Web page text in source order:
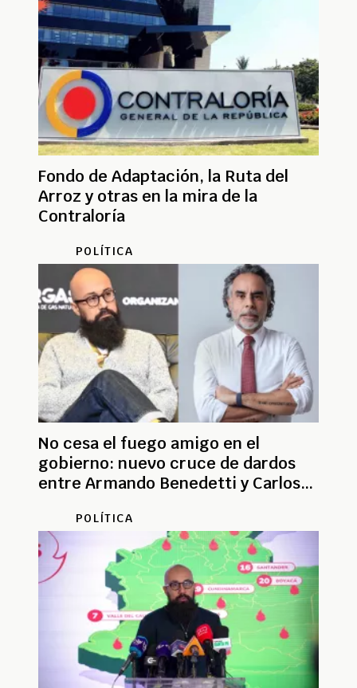
Fondo de Adaptación, la Ruta del
Arroz y otras en la mira de la
Contraloría
POLÍTICA
No cesa el fuego amigo en el
gobierno: nuevo cruce de dardos
entre Armando Benedetti y Carlos
POLÍTICA